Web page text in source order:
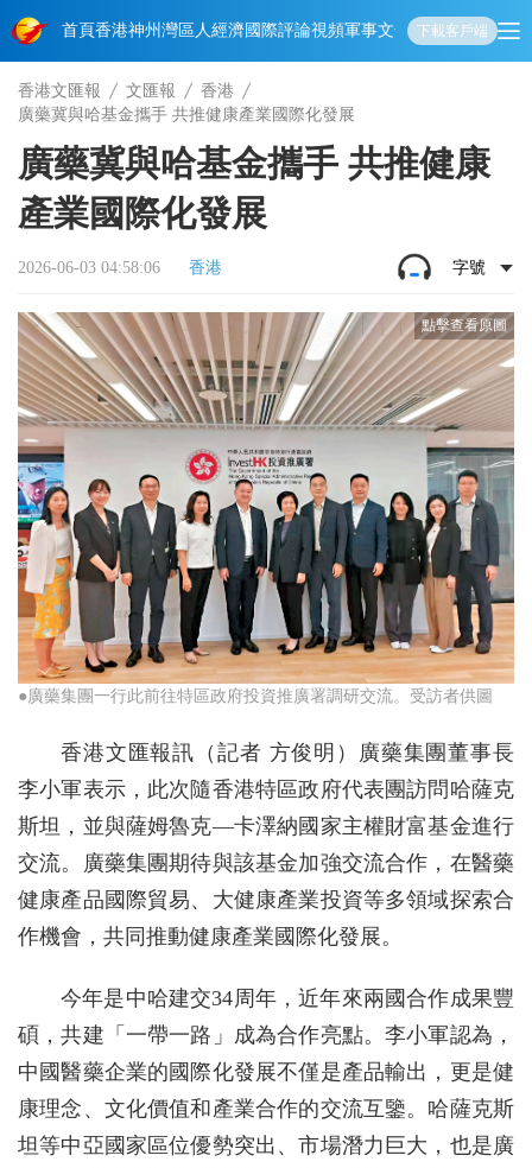
首頁香港神州 灣區人經濟國際評論視頻軍事文化 娛樂生活教育體
下載客戶端
香港文匯報 文匯報
香港
廣藥冀與哈基金攜手 共推健康產業國際化發展
廣藥冀與哈基金攜手 共推健康
產業國際化發展
2026-06-03 04:58:06 香港 字號
●廣藥集團一行此前往特區政府投資推廣署調研交流。受訪者供圖
香港文匯報訊（記者 方俊明）廣藥集團董事長
李小軍表示，此次隨香港特區政府代表團訪問哈薩克
斯坦，並與薩姆魯克—卡澤納國家主權財富基金進行
交流。廣藥集團期待與該基金加強交流合作，在醫藥
健康產品國際貿易、大健康產業投資等多領域探索合
作機會，共同推動健康產業國際化發展。
今年是中哈建交34周年，近年來兩國合作成果豐
碩，共建「一帶一路」成為合作亮點。李小軍認為，
中國醫藥企業的國際化發展不僅是產品輸出，更是健
康理念、文化價值和產業合作的交流互鑒。哈薩克斯
坦等中亞國家區位優勢突出、市場潛力巨大，也是廣